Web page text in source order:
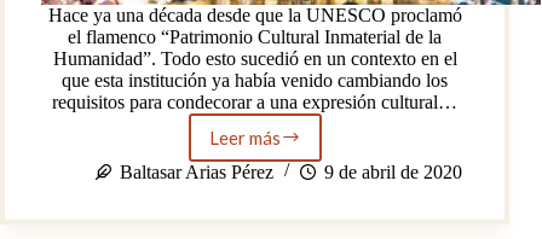
Hace ya una década desde que la UNESCO proclamó
el flamenco “Patrimonio Cultural Inmaterial de la
Humanidad”. Todo esto sucedió en un contexto en el
que esta institución ya había venido cambiando los
requisitos para condecorar a una expresión cultural…
Leer más
El
flamenco
Baltasar Arias Pérez 9 de abril de 2020